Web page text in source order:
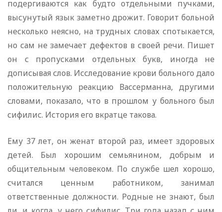
подергиваются как будто отдельными пучками,
высунутый язык заметно дрожит. Говорит больной
несколько неясно, на трудных словах спотыкается,
но сам не замечает дефектов в своей речи. Пишет
он с пропусками отдельных букв, иногда не
дописывая слов. Исследование крови больного дало
положительную реакцию Вассерманна, другими
словами, показало, что в прошлом у больного был
сифилис. История его вкратце такова.
Ему 37 лет, он женат второй раз, имеет здоровых
детей. Был хорошим семьянином, добрым и
общительным человеком. По службе шел хорошо,
считался ценным работником, занимал
ответственные должности. Родные не знают, был